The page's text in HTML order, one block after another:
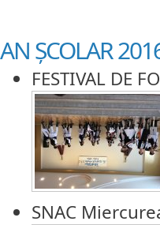
AN ȘCOLAR
FESTIVAL DE
SNAC